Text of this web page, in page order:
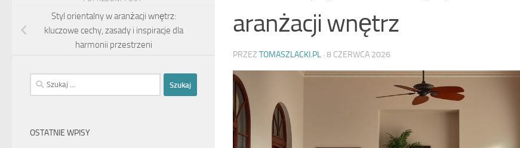
aranżacji wnętrz
PRZEZ TOMASZLACKI.PL · 8 CZERWCA 2026
Styl orientalny w aranżacji wnętrz:
kluczowe cechy, zasady i inspiracje dla
harmonii przestrzeni
Szukaj:
OSTATNIE WPISY